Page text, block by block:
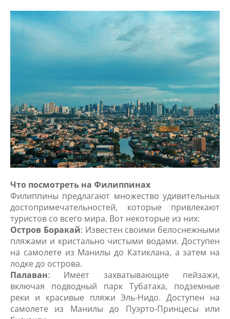
Что посмотреть на Филиппинах
Филиппины предлагают множество удивительных
достопримечательностей, которые привлекают
туристов со всего мира. Вот некоторые из них:
Остров Боракай: Известен своими белоснежными
пляжами и кристально чистыми водами. Доступен
на самолете из Манилы до Катиклана, а затем на
лодке до острова.
Палаван: Имеет захватывающие пейзажи,
включая подводный парк Тубатаха, подземные
реки и красивые пляжи Эль-Нидо. Доступен на
самолете из Манилы до Пуэрто-Принцесы или